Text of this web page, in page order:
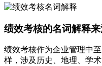
绩效考核的名词解释
绩效考核作为企业管理中
样，涉及历史、地理、学